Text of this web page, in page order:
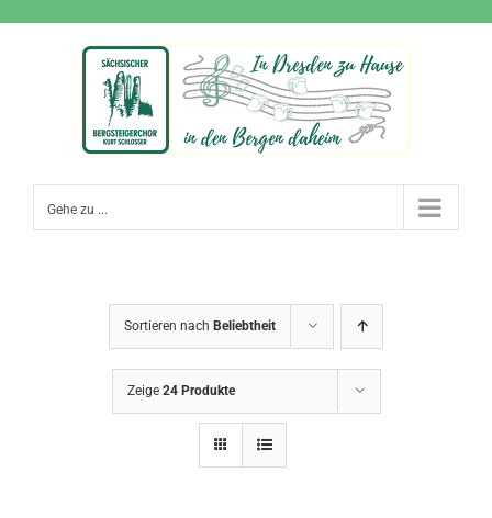
Gehe zu ...
Sortieren nach Beliebtheit
Zeige 24 Produkte